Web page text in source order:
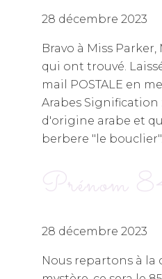
28 décembre 2023
Bravo à Miss
qui ont trouvé.
mail POSTALE en
Arabes Signification
d'origine arabe et
berbere "le
Prénom
28 décembre 2023
Nous repartons à la